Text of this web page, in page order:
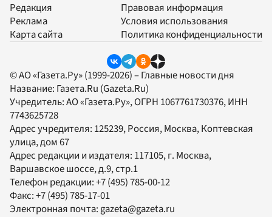
Редакция
Реклама
Карта сайта
Правовая информация
Условия использования
Политика конфиденциальности
© АО «Газета.Ру» (1999-2026) – Главные новости дня
Название: Газета.Ru (Gazeta.Ru)
Учредитель:АО «Газета.Ру», ОГРН 1067761730376, ИНН
7743625728
Адрес учредителя: 125239, Россия, Москва, Коптевская
улица, дом 67
Адрес редакции и издателя: 117105, г. Москва,
Варшавское шоссе, д.9, стр.1
Телефон редакции:+7 (495) 785-00-12
Факс:+7 (495) 785-17-01
Электронная почта: gazeta@gazeta.ru